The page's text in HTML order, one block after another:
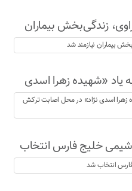
زندگی‌بخش بیماران
یاد «شهیده زهرا اسدی
آمریکای
خلیج فارس انتخاب